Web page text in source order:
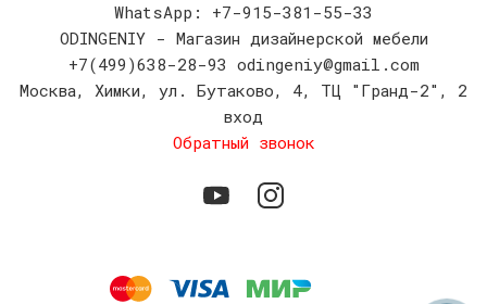
WhatsApp: +7-915-381-55-33
ODINGENIY - Магазин дизайнерской мебели
+7(499)638-28-93 odingeniy@gmail.com
Москва, Химки, ул. Бутаково, 4, ТЦ "Гранд-2", 2
вход
Обратный звонок